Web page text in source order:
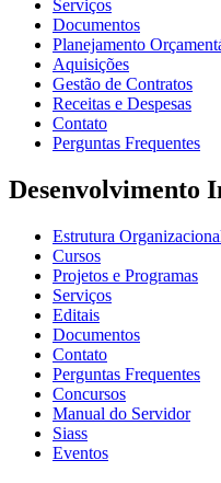
Serviços
Documentos
Planejamento
Aquisições
Gestão de Contratos
Receitas e Despesas
Contato
Perguntas Frequentes
Desenvolvimento
Estrutura
Cursos
Projetos e Programas
Serviços
Editais
Documentos
Contato
Perguntas Frequentes
Concursos
Manual do Servidor
Siass
Eventos